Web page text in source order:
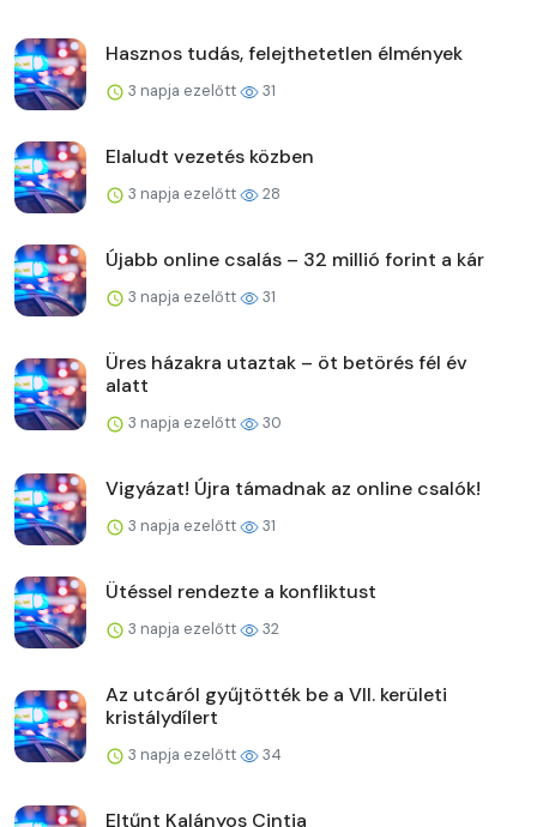
Hasznos tudás, felejthetetlen élmények
3 napja ezelőtt 31
Elaludt vezetés közben
3 napja ezelőtt 28
Újabb online csalás – 32 millió forint a kár
3 napja ezelőtt 31
Üres házakra utaztak – öt betörés fél év
alatt
3 napja ezelőtt 30
Vigyázat! Újra támadnak az online csalók!
3 napja ezelőtt 31
Ütéssel rendezte a konfliktust
3 napja ezelőtt 32
Az utcáról gyűjtötték be a VII. kerületi
kristálydílert
3 napja ezelőtt 34
Eltűnt Kalányos Cintia